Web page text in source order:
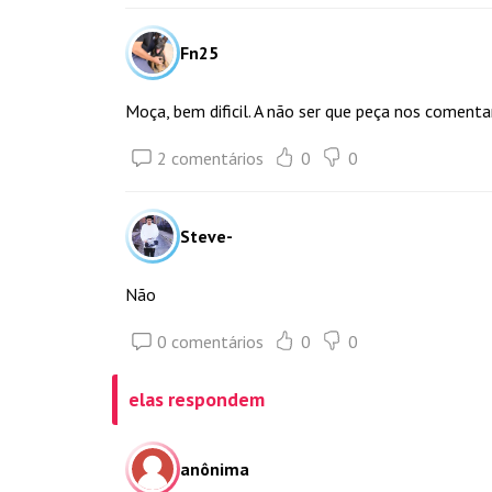
Fn25
Moça, bem dificil. A não ser que peça nos
2 comentários 0 0
Steve-
Não
0 comentários 0 0
elas respondem
anônima